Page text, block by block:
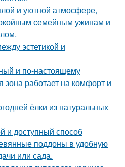
и уютной атмосфере,
семейным ужинам и
эстетикой и
и по-настоящему
работает на комфорт и
ёлки из натуральных
и доступный способ
поддоны в удобную
или сада.